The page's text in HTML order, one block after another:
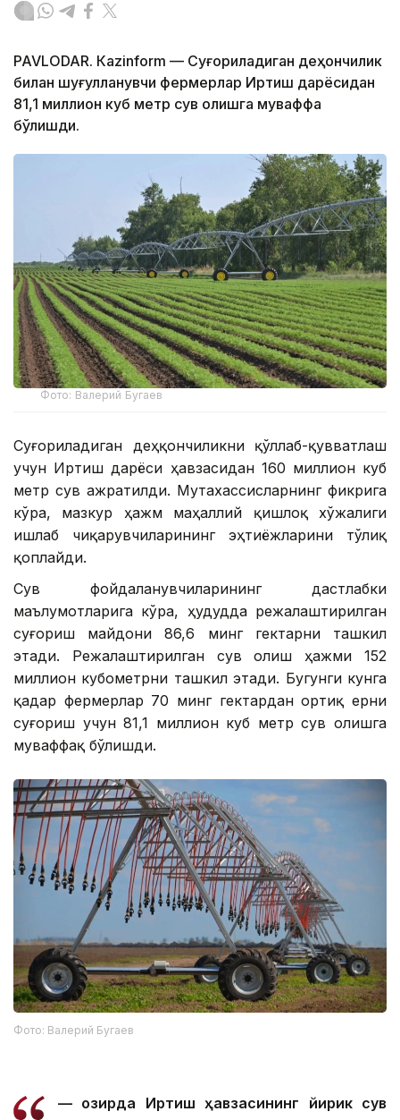
PAVLODAR. Кazinform — Суғориладиган деҳқончилик
билан шуғулланувчи фермерлар Иртиш дарёсидан
81,1 миллион куб метр сув олишга муваффақ
бўлишди.
Фото: Валерий Бугаев
Суғориладиган деҳқончиликни қўллаб-қувватлаш
учун Иртиш дарёси ҳавзасидан 160 миллион куб
метр сув ажратилди. Мутахассисларнинг фикрига
кўра, мазкур ҳажм маҳаллий қишлоқ хўжалиги
ишлаб чиқарувчиларининг эҳтиёжларини тўлиқ
қоплайди.
Сув фойдаланувчиларининг дастлабки
маълумотларига кўра, ҳудудда режалаштирилган
суғориш майдони 86,6 минг гектарни ташкил
этади. Режалаштирилган сув олиш ҳажми 152
миллион кубометрни ташкил этади. Бугунги кунга
қадар фермерлар 70 минг гектардан ортиқ ерни
суғориш учун 81,1 миллион куб метр сув олишга
муваффақ бўлишди.
Фото: Валерий Бугаев
— Ҳозирда Иртиш ҳавзасининг йирик сув